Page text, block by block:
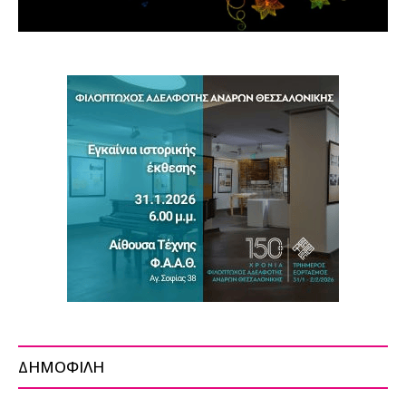
ΔΗΜΟΦΙΛΗ